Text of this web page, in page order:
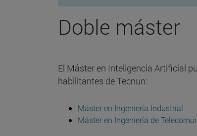
Doble máster
El Máster en Inteligencia Artificial
habilitantes de Tecnun:
Máster en Ingeniería Industrial
Máster en Ingeniería de